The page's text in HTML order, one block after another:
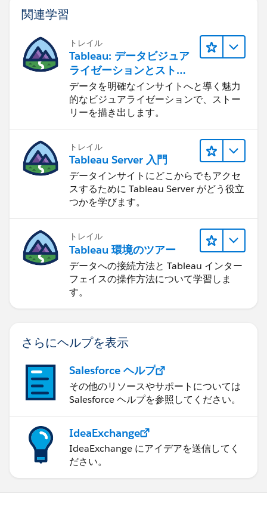
関連学習
トレイル
Tableau: データビジュア
ライゼーションとストー
リーテリング
データを明確なインサイトへと導く魅力
的なビジュアライゼーションで、ストー
リーを描き出します。
トレイル
Tableau Server 入門
データインサイトにどこからでもアクセ
スするために Tableau Server がどう役立
つかを学びます。
トレイル
Tableau 環境のツアー
データへの接続方法と Tableau インター
フェイスの操作方法について学習しま
す。
さらにヘルプを表示
Salesforce ヘルプ
その他のリソースやサポートについては
Salesforce ヘルプを参照してください。
IdeaExchange
IdeaExchange にアイデアを送信してく
ださい。